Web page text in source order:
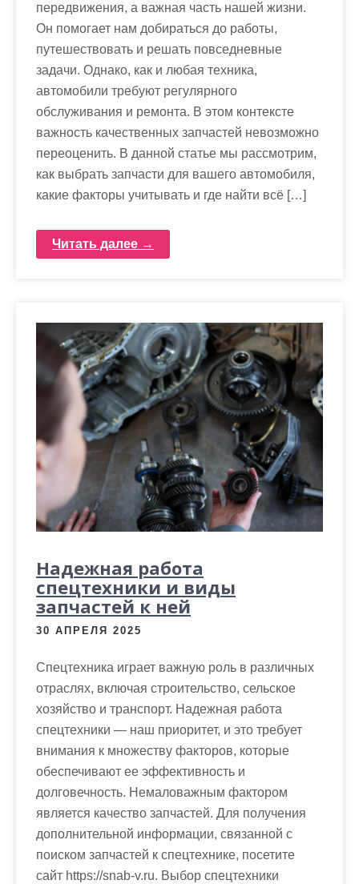
передвижения, а важная часть нашей жизни.
Он помогает нам добираться до работы,
путешествовать и решать повседневные
задачи. Однако, как и любая техника,
автомобили требуют регулярного
обслуживания и ремонта. В этом контексте
важность качественных запчастей невозможно
переоценить. В данной статье мы рассмотрим,
как выбрать запчасти для вашего автомобиля,
какие факторы учитывать и где найти всё […]
Читать далее →
Надежная работа
спецтехники и виды
запчастей к ней
30 АПРЕЛЯ 2025
Спецтехника играет важную роль в различных
отраслях, включая строительство, сельское
хозяйство и транспорт. Надежная работа
спецтехники — наш приоритет, и это требует
внимания к множеству факторов, которые
обеспечивают ее эффективность и
долговечность. Немаловажным фактором
является качество запчастей. Для получения
дополнительной информации, связанной с
поиском запчастей к спецтехнике, посетите
сайт https://snab-v.ru. Выбор спецтехники